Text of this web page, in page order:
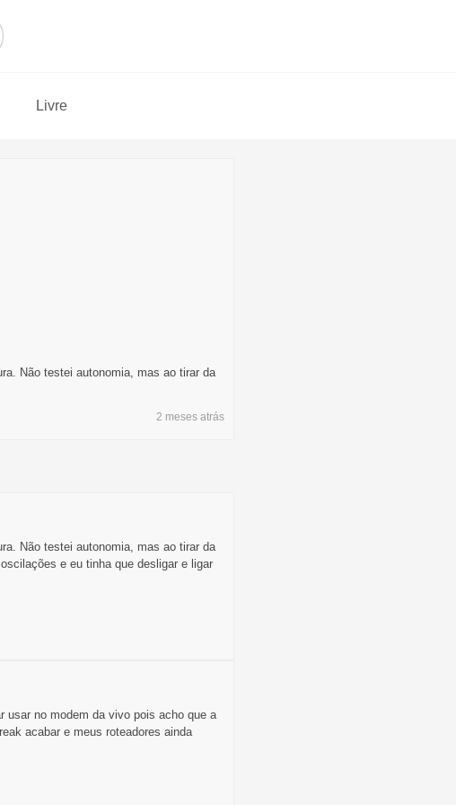
Livre
Não testei autonomia, mas ao tirar da
2 meses atrás
Não testei autonomia, mas ao tirar da
e eu tinha que desligar e ligar
usar no modem da vivo pois acho que a
acabar e meus roteadores ainda